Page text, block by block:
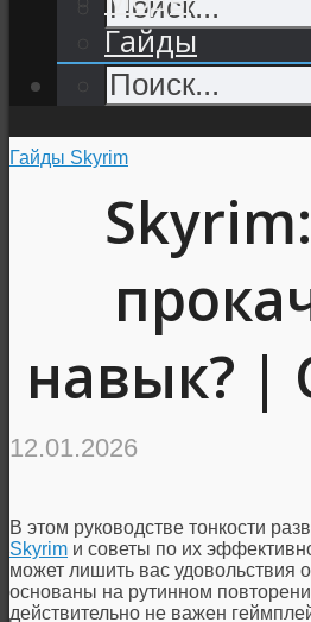
Гайды
Гайды Skyrim
навык? |
12.01.2026
В этом руководстве тонкости
Skyrim и советы по их
может лишить вас удовольствия
основаны на рутинном
действительно не важен